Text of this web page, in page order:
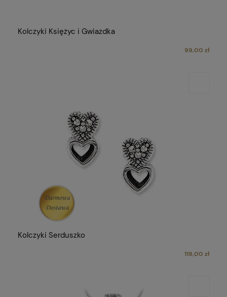
Kolczyki Księżyc i Gwiazdka
99,00 zł
Kolczyki Serduszko
119,00 zł